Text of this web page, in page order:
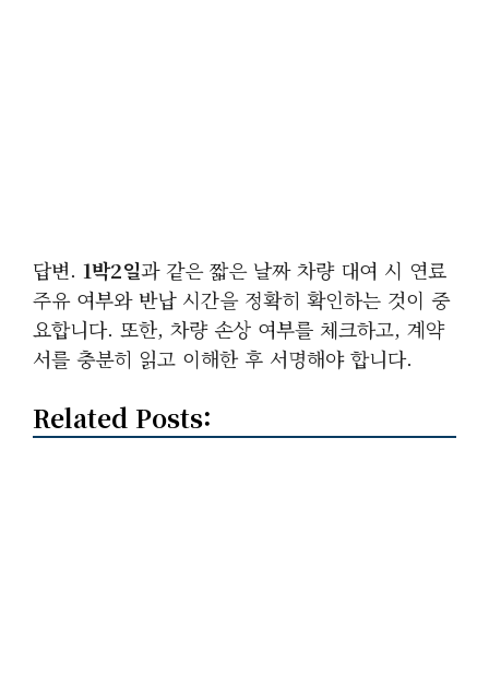
답변. 1박2일과 같은 짧은 날짜 차량 대여 시 연료
주유 여부와 반납 시간을 정확히 확인하는 것이 중
요합니다. 또한, 차량 손상 여부를 체크하고, 계약
서를 충분히 읽고 이해한 후 서명해야 합니다.
Related Posts: